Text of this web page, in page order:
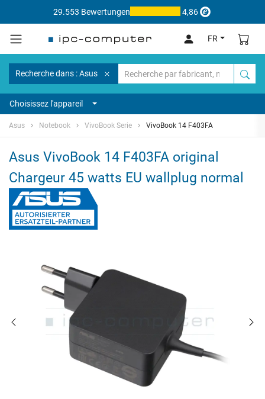
29.553 Bewertungen 4,86
FR
Recherche dans : Asus
Choisissez l'appareil
Asus Notebook VivoBook Serie VivoBook 14 F403FA
Asus VivoBook 14 F403FA original
Chargeur 45 watts EU wallplug normal